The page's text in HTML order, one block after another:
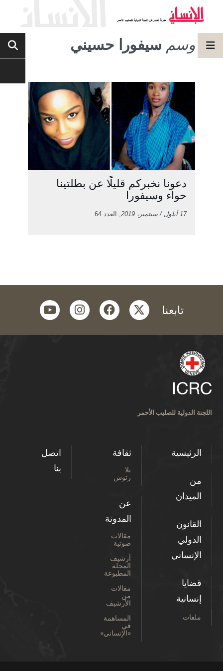
وسم سيفورا حسيني
دعونا نخبركم قليلًا عن بطلتينا
حواء وسيفورا
17 أيلول / سبتمبر، 2019 , العدد 64
تابعنا twitter
facebook
instagram
youtube
اللجنة الدولية للصليب الأحمر
الرئيسية
من
الميدان
القانون
الدولي
الإنساني
قضايا
إنسانية
ملفات
ثقافة
بلا
رتوش
عن
المدونة
مقالات
صوتية
أرشيف
المجلة
المطبوعة
مقالات
من
الأرشيف
المساهمة
في
«الإنساني»
اتصل
بنا